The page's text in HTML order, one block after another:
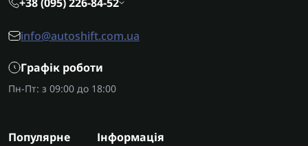
info@autoshift.com.ua
Графік роботи
Пн-Пт: з 09:00 до 18:00
Популярне Інформація